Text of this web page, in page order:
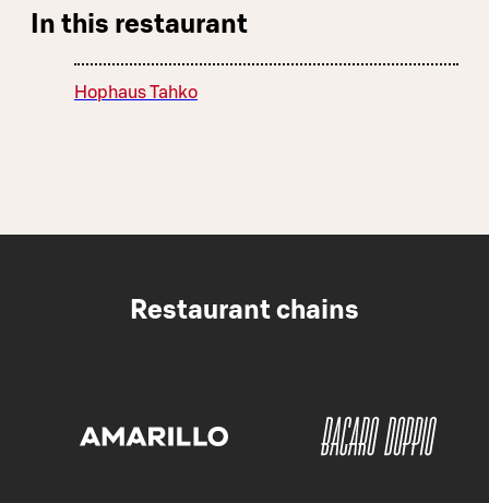
In this restaurant
Hophaus Tahko
Restaurant chains